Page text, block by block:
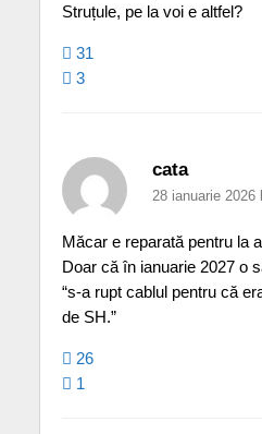
Struțule, pe la voi e altfel?
31
3
cata
28 ianuarie 2026
Măcar e reparată pentru la
Doar că în ianuarie 2027 o
“s-a rupt cablul pentru că
de SH.”
26
1